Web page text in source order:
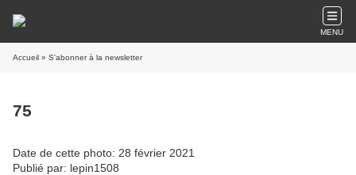
MENU
Accueil » S'abonner à la newsletter
75
Date de cette photo: 28 février 2021
Publié par: lepin1508